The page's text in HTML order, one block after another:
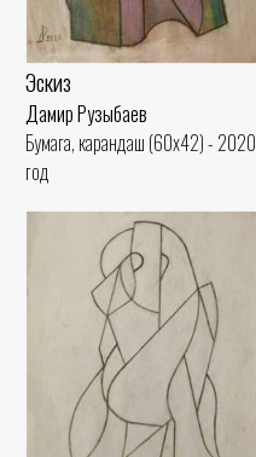
Эскиз
Дамир Рузыбаев
Бумага, карандаш (60x42) - 2020
год